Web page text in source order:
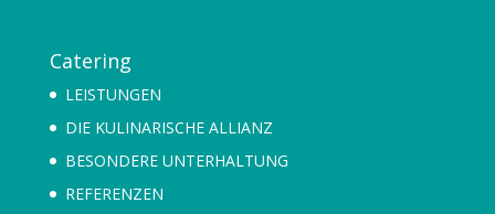
Catering
LEISTUNGEN
DIE KULINARISCHE ALLIANZ
BESONDERE UNTERHALTUNG
REFERENZEN